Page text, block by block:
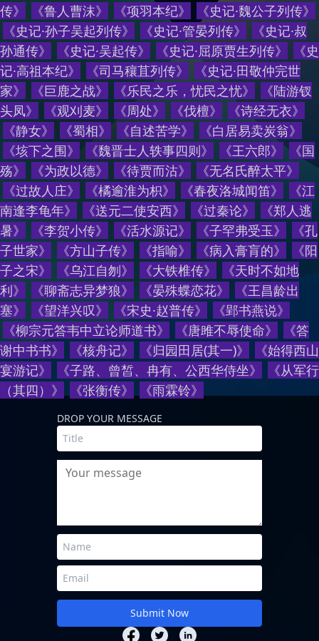
传》 《鲁人曹沫》 《项羽本纪》 《史记·魏公子列传》
《史记·孙子吴起列传》 《史记·管晏列传》 《史记·叔
孙通传》 《史记·吴起传》 《史记·屈原贾生列传》 《史
记·高祖本纪》 《司马穰苴列传》 《史记·田敬仲完世
家》 《巨鹿之战》 《乐民之乐，忧民之忧》 《陆游钗
头凤》 《观刈麦》 《周处》 《伐檀》 《诗经无衣》
《静女》 《蜀相》 《自述苦学》 《白居易卖炭翁》
《垓下之围》 《魏晋士人轶事四则》 《王六郎》 《国
殇》 《为政以德》 《待贾而沽》 《无名氏醉太平》
《过故人庄》 《橘逾淮为枳》 《春夜洛城闻笛》 《江
南逢李龟年》 《送元二使安西》 《过秦论》 《郑人逃
暑》 《李贺小传》 《活水源记》 《子罕弗受玉》 《孔
子世家》 《方山子传》 《指喻》 《病入膏肓的》 《阳
子之宋》 《乌江自刎》 《大铁椎传》 《天时不如地
利》 《聊斋志异梦狼》 《晏殊蝶恋花》 《王昌龄出
塞》 《望洋兴叹》 《宋史·赵普传》 《郢书燕说》
《柳宗元答韦中立论师道书》 《唐雎不辱使命》 《答
谢中书书》 《核舟记》 《归园田居(其一)》 《始得西山
宴游记》 《子路、曾皙、冉有、公西华侍坐》 《从军行
（其四） 》 《张衡传》 《雨霖铃》
DROP YOUR MESSAGE
Your message
Submit Now